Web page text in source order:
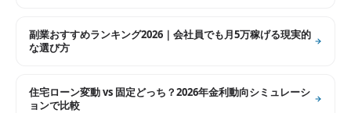
副業おすすめランキング2026｜会社員でも月5万稼げる現実的
な選び方
住宅ローン変動 vs 固定どっち？2026年金利動向シミュレーシ
ョンで比較